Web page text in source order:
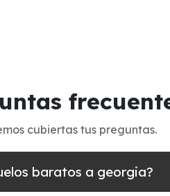
cubiertas tus preguntas.
baratos a georgia?